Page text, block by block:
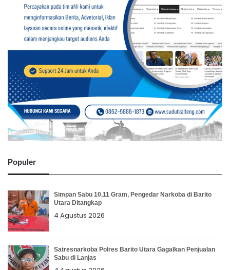
Populer
Simpan Sabu 10,11 Gram, Pengedar Narkoba di Barito
Utara Ditangkap
4 Agustus 2026
Satresnarkoba Polres Barito Utara Gagalkan Penjualan
Sabu di Lanjas